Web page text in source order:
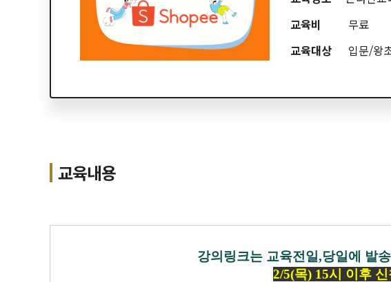
교육비
무료
교육대상
입문/왕
교육내용
강의링크는 교육전일,당일에 발
2/5(목) 15시 이후